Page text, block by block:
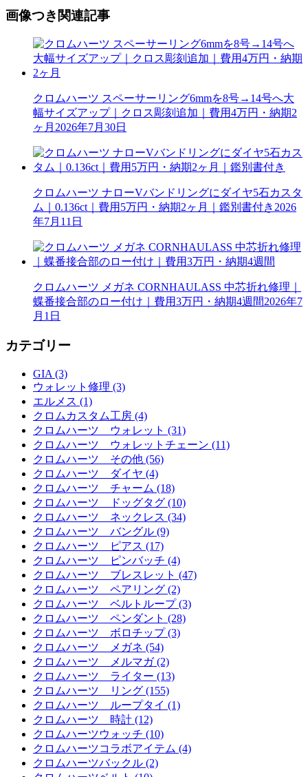
画像つき関連記事
クロムハーツ スペーサーリング6mmを8号→14号へ大
幅サイズアップ｜クロス彫刻追加｜費用4万円・納期2
ヶ月 2026年7月30日
クロムハーツ ナローVバンドリングにダイヤ5石カスタ
ム｜0.136ct｜費用5万円・納期2ヶ月｜鑑別書付き 2026
年7月11日
クロムハーツ メガネ CORNHAULASS 中芯折れ修理｜
蝶番接合部のロー付け｜費用3万円・納期4週間2026年7
月1日
カテゴリー
GIA (3)
ウォレット修理 (3)
エルメス (1)
クロムカスタム工房 (4)
クロムハーツ ウォレット (31)
クロムハーツ ウォレットチェーン (11)
クロムハーツ その他 (56)
クロムハーツ ダイヤ (4)
クロムハーツ チャーム (18)
クロムハーツ ドッグタグ (10)
クロムハーツ ネックレス (34)
クロムハーツ バングル (9)
クロムハーツ ピアス (17)
クロムハーツ ピンバッチ (4)
クロムハーツ ブレスレット (47)
クロムハーツ ペアリング (2)
クロムハーツ ベルトループ (3)
クロムハーツ ペンダント (28)
クロムハーツ ボロチップ (3)
クロムハーツ メガネ (54)
クロムハーツ メルマガ (2)
クロムハーツ ライター (13)
クロムハーツ リング (155)
クロムハーツ ループタイ (1)
クロムハーツ 時計 (12)
クロムハーツウォッチ (10)
クロムハーツコラボアイテム (4)
クロムハーツバックル (2)